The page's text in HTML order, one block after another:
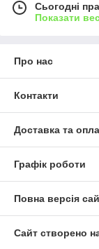
Сьогодні
Показати
Про нас
Контакти
Доставка та
Графік роботи
Повна версія
Сайт створено